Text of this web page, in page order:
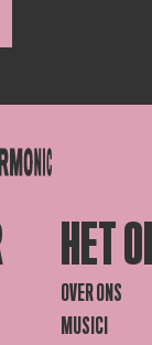
HET
OVER ONS
MUSICI